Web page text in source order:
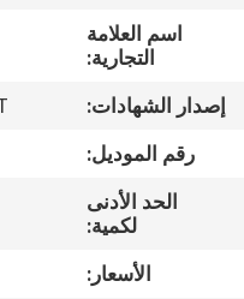
معلومات
جولة
المصنع
مراقبة
اسم العلامة
التجارية:
إصدار الشهادات:
رقم الموديل:
الحد الأدنى
لكمية:
الأسعار: